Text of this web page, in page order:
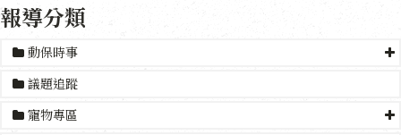
報導分類
動保時事
議題追蹤
寵物專區